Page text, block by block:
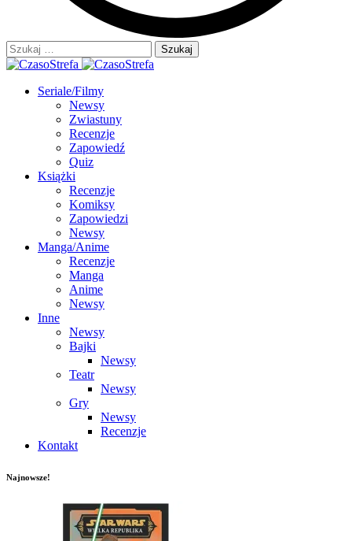
Szukaj:
Seriale/Filmy
Newsy
Zwiastuny
Recenzje
Zapowiedź
Quiz
Książki
Recenzje
Komiksy
Zapowiedzi
Newsy
Manga/Anime
Recenzje
Manga
Anime
Newsy
Inne
Newsy
Bajki
Newsy
Teatr
Newsy
Gry
Newsy
Recenzje
Kontakt
Najnowsze!